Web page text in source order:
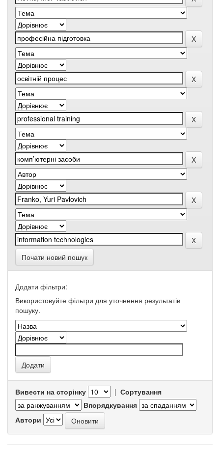
Почати новий пошук
Додати фільтри:
Використовуйте фільтри для уточнення результатів
пошуку.
Вивести на сторінку | Сортування
Впорядкування
Автори